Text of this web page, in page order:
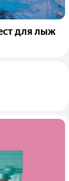
для лыж